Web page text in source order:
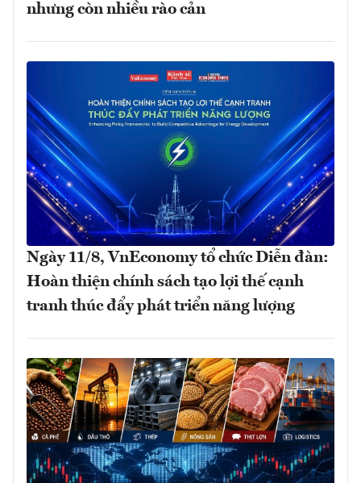
nhưng còn nhiều rào cản
Ngày 11/8, VnEconomy tổ chức Diễn đàn:
Hoàn thiện chính sách tạo lợi thế cạnh
tranh thúc đẩy phát triển năng lượng